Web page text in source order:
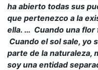
ha abierto todas sus
que pertenezco a la
ella. … Cuando una flor
Cuando el sol sale, yo
parte de la naturaleza,
soy una entidad